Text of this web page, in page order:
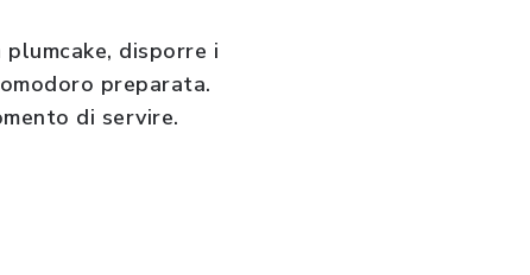
disporre i
preparata.
di servire.